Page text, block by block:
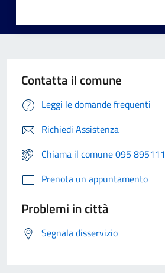
Contatta il comune
Leggi le domande frequenti
Richiedi Assistenza
Chiama il comune 095 895111
Prenota un appuntamento
Problemi in città
Segnala disservizio